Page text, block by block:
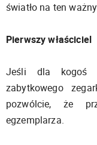
światło na ten
Pierwszy właściciel
Jeśli dla kogoś
zabytkowego
pozwólcie, że
egzemplarza.